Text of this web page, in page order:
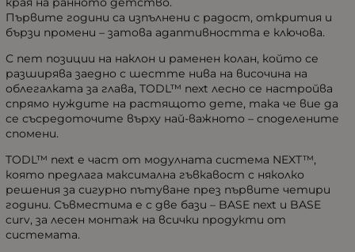
Първите години са изпълнени с радост, открития и
бързи промени – затова адаптивността е ключова.
С пет позиции на наклон и раменен колан, който се
разширява заедно с шестте нива на височина на
облегалката за глава, TODL™ next лесно се настройва
спрямо нуждите на растящото дете, така че вие да
се съсредоточите върху най-важното – споделените
спомени.
TODL™ next е част от модулната система NEXT™,
която предлага максимална гъвкавост с няколко
решения за сигурно пътуване през първите четири
години. Съвместима е с две бази – BASE next и BASE
curv, за лесен монтаж на всички продукти от
системата.